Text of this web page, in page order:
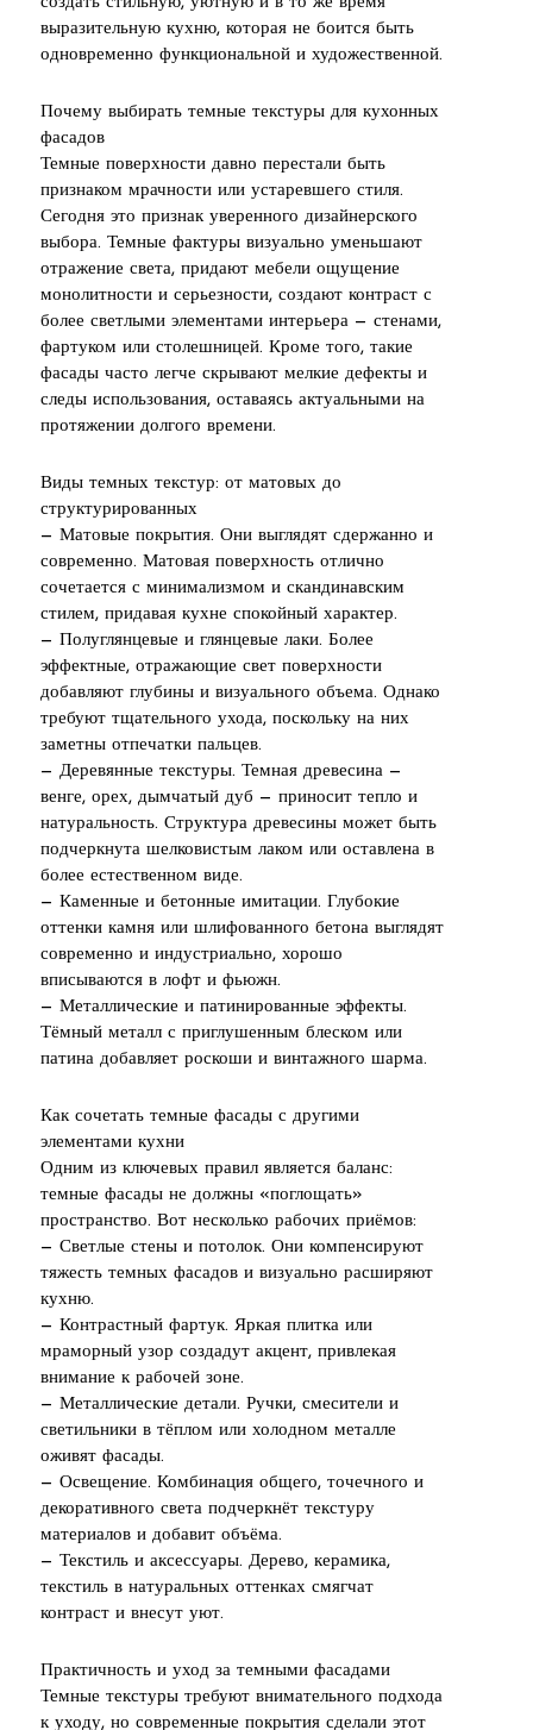
выразительную кухню, которая не боится быть
одновременно функциональной и художественной.
Почему выбирать темные текстуры для кухонных
фасадов
Темные поверхности давно перестали быть
признаком мрачности или устаревшего стиля.
Сегодня это признак уверенного дизайнерского
выбора. Темные фактуры визуально уменьшают
отражение света, придают мебели ощущение
монолитности и серьезности, создают контраст с
более светлыми элементами интерьера — стенами,
фартуком или столешницей. Кроме того, такие
фасады часто легче скрывают мелкие дефекты и
следы использования, оставаясь актуальными на
протяжении долгого времени.
Виды темных текстур: от матовых до
структурированных
— Матовые покрытия. Они выглядят сдержанно и
современно. Матовая поверхность отлично
сочетается с минимализмом и скандинавским
стилем, придавая кухне спокойный характер.
— Полуглянцевые и глянцевые лаки. Более
эффектные, отражающие свет поверхности
добавляют глубины и визуального объема. Однако
требуют тщательного ухода, поскольку на них
заметны отпечатки пальцев.
— Деревянные текстуры. Темная древесина —
венге, орех, дымчатый дуб — приносит тепло и
натуральность. Структура древесины может быть
подчеркнута шелковистым лаком или оставлена в
более естественном виде.
— Каменные и бетонные имитации. Глубокие
оттенки камня или шлифованного бетона выглядят
современно и индустриально, хорошо
вписываются в лофт и фьюжн.
— Металлические и патинированные эффекты.
Тёмный металл с приглушенным блеском или
патина добавляет роскоши и винтажного шарма.
Как сочетать темные фасады с другими
элементами кухни
Одним из ключевых правил является баланс:
темные фасады не должны «поглощать»
пространство. Вот несколько рабочих приёмов:
— Светлые стены и потолок. Они компенсируют
тяжесть темных фасадов и визуально расширяют
кухню.
— Контрастный фартук. Яркая плитка или
мраморный узор создадут акцент, привлекая
внимание к рабочей зоне.
— Металлические детали. Ручки, смесители и
светильники в тёплом или холодном металле
оживят фасады.
— Освещение. Комбинация общего, точечного и
декоративного света подчеркнёт текстуру
материалов и добавит объёма.
— Текстиль и аксессуары. Дерево, керамика,
текстиль в натуральных оттенках смягчат
контраст и внесут уют.
Практичность и уход за темными фасадами
Темные текстуры требуют внимательного подхода
к уходу, но современные покрытия сделали этот